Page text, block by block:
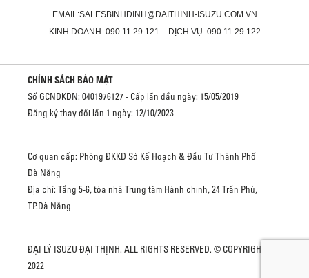
EMAIL:SALESBINHDINH@DAITHINH-ISUZU.COM.VN
KINH DOANH: 090.11.29.121 – DỊCH VỤ: 090.11.29.122
CHÍNH SÁCH BẢO MẬT
Số GCNDKDN: 0401976127 - Cấp lần đầu ngày: 15/05/2019
Đăng ký thay đổi lần 1 ngày: 12/10/2023
Cơ quan cấp: Phòng ĐKKD Sở Kế Hoạch & Đầu Tư Thành Phố
Đà Nẵng
Địa chỉ: Tầng 5-6, tòa nhà Trung tâm Hành chính, 24 Trần Phú,
TP.Đà Nẵng
ĐẠI LÝ ISUZU ĐẠI THỊNH. ALL RIGHTS RESERVED. © COPYRIGHT
2022